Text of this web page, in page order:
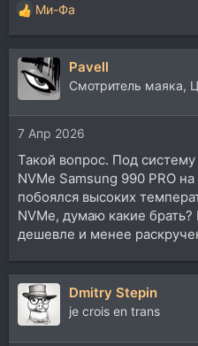
Р
е
а
к
и
и
:
Ми-Фа
Pavell
Смотритель маяка,
7 Апр 2026
Такой вопрос. Под
NVMe Samsung 990 PRO
побоялся высоких
NVMe, думаю какие
дешевле и менее
Dmitry Stepin
je crois en trans